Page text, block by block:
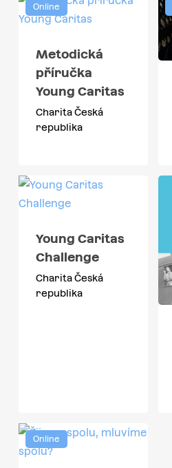
Online
Metodická
příručka
Young Caritas
Charita Česká
republika
Young Caritas
Challenge
Charita Česká
republika
Online